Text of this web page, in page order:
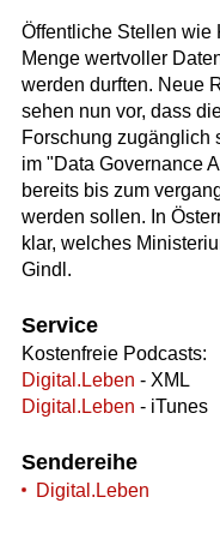
Öffentliche Stellen wie
Menge wertvoller
werden durften. Neue
sehen nun vor, dass
Forschung zugänglich
im "Data Governance
bereits bis zum
werden sollen. In
klar, welches
Gindl.
Service
Kostenfreie Podcasts:
Digital.Leben - XML
Digital.Leben - iTunes
Sendereihe
Digital.Leben